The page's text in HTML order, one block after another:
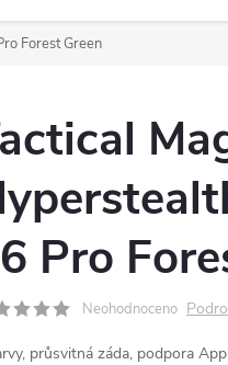
Forest Green
Pro
Neohodnoceno
průsvitná záda, podpora